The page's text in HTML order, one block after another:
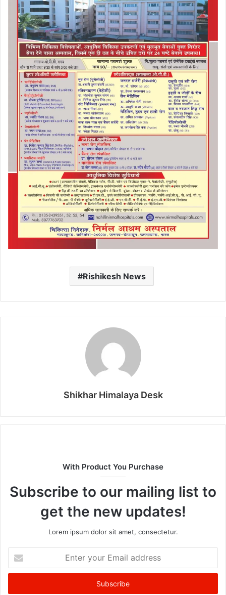
Rishikesh News
Shikhar Himalaya Desk
With Product You Purchase
Subscribe to our mailing list to
get the new updates!
Lorem ipsum dolor sit amet, consectetur.
your
Email